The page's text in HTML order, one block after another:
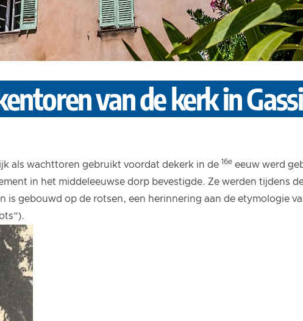
van de kerk in
als wachttoren gebruikt voordat dekerk in de 16e eeuw werd
in het middeleeuwse dorp bevestigde. Ze werden tijdens
is gebouwd op de rotsen, een herinnering aan de etymologie